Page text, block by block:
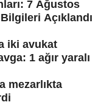
7 Ağustos
Açıklandı
iki avukat
1 ağır yaralı
mezarlıkta